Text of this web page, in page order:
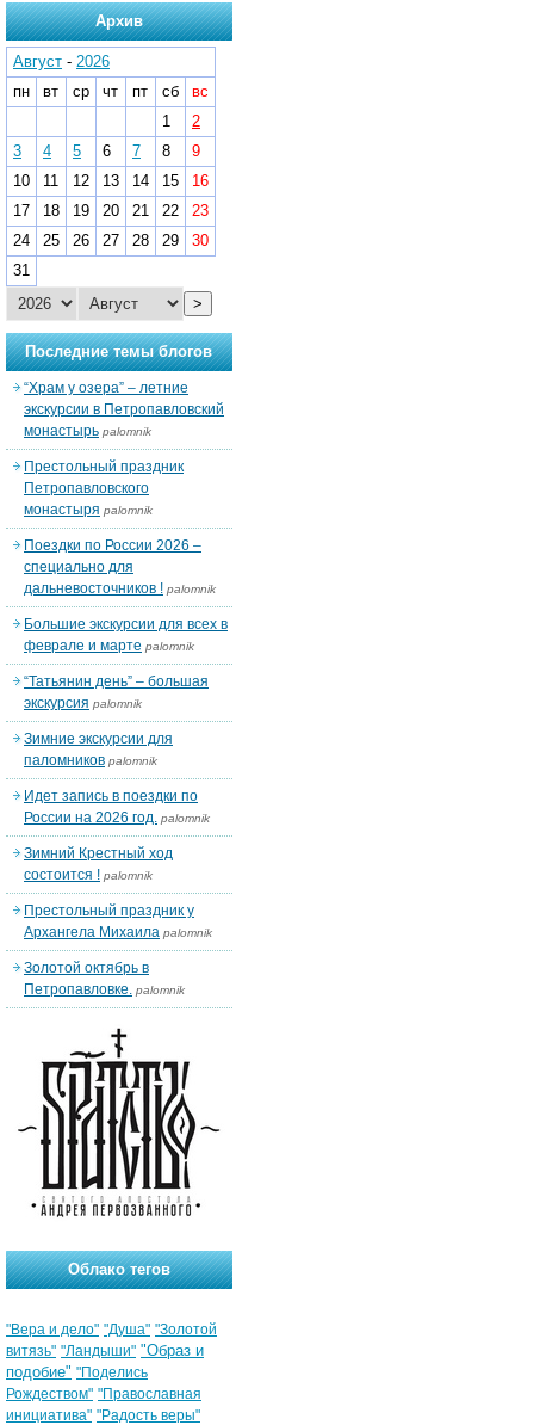
Архив
Август - 2026
пн
вт ср чт пт сб
вс
1
2
3
4 5 6 7 8
9
10
11 12 13 14 15
16
17
18 19 20 21 22
23
24
25 26 27 28 29
30
31
>
Последние темы блогов
“Храм у озера” – летние
экскурсии в Петропавловский
монастырь palomnik
Престольный праздник
Петропавловского
монастыря palomnik
Поездки по России 2026 –
специально для
дальневосточников ! palomnik
Большие экскурсии для всех в
феврале и марте palomnik
“Татьянин день” – большая
экскурсия palomnik
Зимние экскурсии для
паломников palomnik
Идет запись в поездки по
России на 2026 год. palomnik
Зимний Крестный ход
состоится ! palomnik
Престольный праздник у
Архангела Михаила palomnik
Золотой октябрь в
Петропавловке. palomnik
Облако тегов
"Вера и дело" "Душа" "Золотой
витязь" "Ландыши" "Образ и
подобие" "Поделись
Рождеством" "Православная
инициатива" "Радость веры"